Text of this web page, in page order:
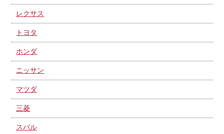
レクサス
トヨタ
ホンダ
ニッサン
マツダ
三菱
スバル